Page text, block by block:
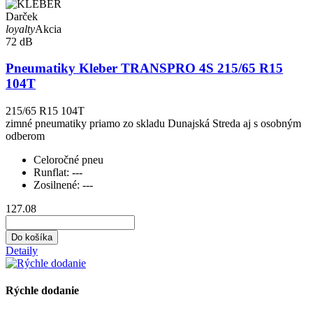
Darček
loyaltyAkcia
72 dB
Pneumatiky Kleber TRANSPRO 4S 215/65 R15
104T
215/65 R15 104T
zimné pneumatiky priamo zo skladu Dunajská Streda aj s osobným
odberom
Celoročné pneu
Runflat: ---
Zosilnené: ---
127.08
Do košíka
Detaily
Rýchle dodanie